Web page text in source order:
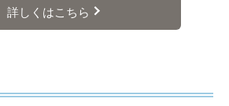
詳しくはこちら